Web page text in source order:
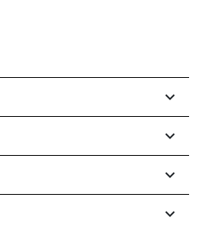
keyboard_arrow_down
keyboard_arrow_down
keyboard_arrow_down
keyboard_arrow_down